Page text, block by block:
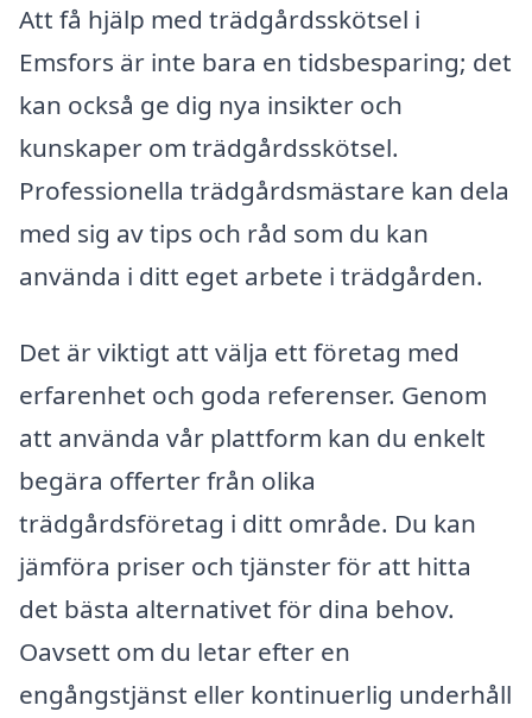
Att få hjälp med trädgårdsskötsel i
Emsfors är inte bara en tidsbesparing; det
kan också ge dig nya insikter och
kunskaper om trädgårdsskötsel.
Professionella trädgårdsmästare kan dela
med sig av tips och råd som du kan
använda i ditt eget arbete i trädgården.
Det är viktigt att välja ett företag med
erfarenhet och goda referenser. Genom
att använda vår plattform kan du enkelt
begära offerter från olika
trädgårdsföretag i ditt område. Du kan
jämföra priser och tjänster för att hitta
det bästa alternativet för dina behov.
Oavsett om du letar efter en
engångstjänst eller kontinuerlig underhåll